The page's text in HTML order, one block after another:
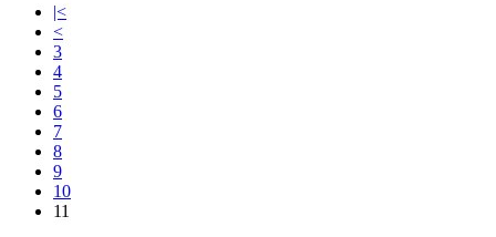
|<
<
3
4
5
6
7
8
9
10
11